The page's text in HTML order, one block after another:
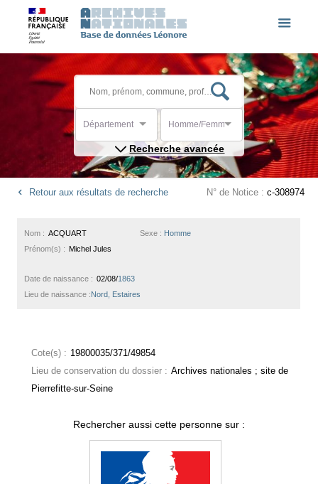
Département Homme/Femme
Recherche avancée
Retour aux résultats de recherche N° de Notice : c-308974
Sexe : Homme
Nom : ACQUART
Prénom(s) : Michel Jules
Date de naissance : 02/08/1863
Lieu de naissance :Nord, Estaires
Cote(s) : 19800035/371/49854
Lieu de conservation du dossier : Archives nationales ; site de
Pierrefitte-sur-Seine
Rechercher aussi cette personne sur :